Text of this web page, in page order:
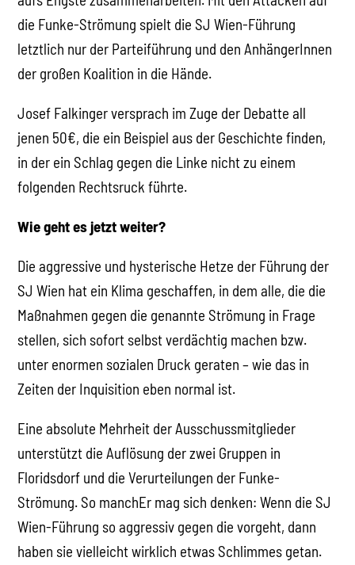
die Funke-Strömung spielt die SJ Wien-Führung
letztlich nur der Parteiführung und den AnhängerInnen
der großen Koalition in die Hände.
Josef Falkinger versprach im Zuge der Debatte all
jenen 50€, die ein Beispiel aus der Geschichte finden,
in der ein Schlag gegen die Linke nicht zu einem
folgenden Rechtsruck führte.
Wie geht es jetzt weiter?
Die aggressive und hysterische Hetze der Führung der
SJ Wien hat ein Klima geschaffen, in dem alle, die die
Maßnahmen gegen die genannte Strömung in Frage
stellen, sich sofort selbst verdächtig machen bzw.
unter enormen sozialen Druck geraten – wie das in
Zeiten der Inquisition eben normal ist.
Eine absolute Mehrheit der Ausschussmitglieder
unterstützt die Auflösung der zwei Gruppen in
Floridsdorf und die Verurteilungen der Funke-
Strömung. So manchEr mag sich denken: Wenn die SJ
Wien-Führung so aggressiv gegen die vorgeht, dann
haben sie vielleicht wirklich etwas Schlimmes getan.